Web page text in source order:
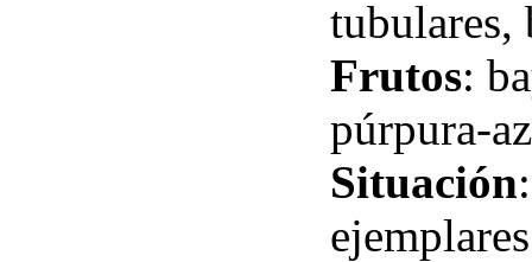
tubulares,
Frutos:
púrpura-
Situación